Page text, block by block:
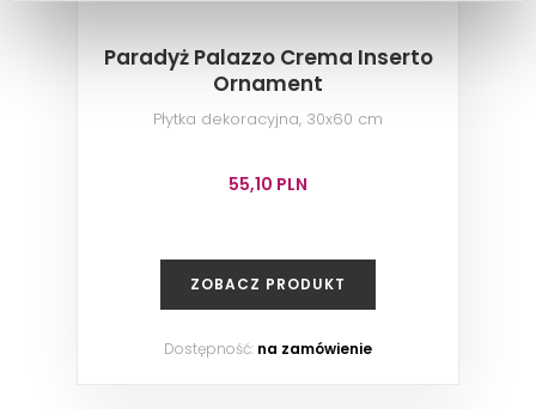
Paradyż Palazzo Crema Inserto
Ornament
Płytka dekoracyjna, 30x60 cm
55,10 PLN
ZOBACZ PRODUKT
Dostępność: na zamówienie